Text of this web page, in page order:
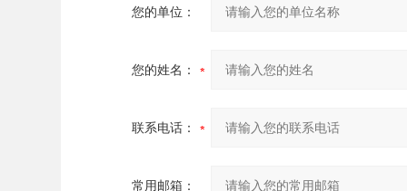
您的单位：
您的姓名：
联系电话：
常用邮箱：